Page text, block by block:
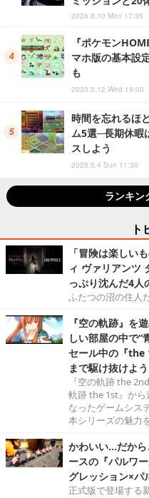
2026.8.10 Mon 17:35
『ポケモン
マホ版の基本設
も
2020.2.12 Wed 19:00
時間を忘れるほ
ム5選─長期休暇
スしよう
2025.5.4 Sun 11:30
ランキン
ト
「冒険は楽しい
ィ ヴァリアンツ
っぷり沈んだ4人
ふたつの沼の住人
『空の軌跡』を
しい部屋の中で
セール中の『the
まで駆け抜けよう
『空の軌跡 the
軌跡 the 1st』から
なったゲームシス
本シリーズの魅力
かわいい…だから
ースの『パルワ
グレッション×パ
正式版で登場する